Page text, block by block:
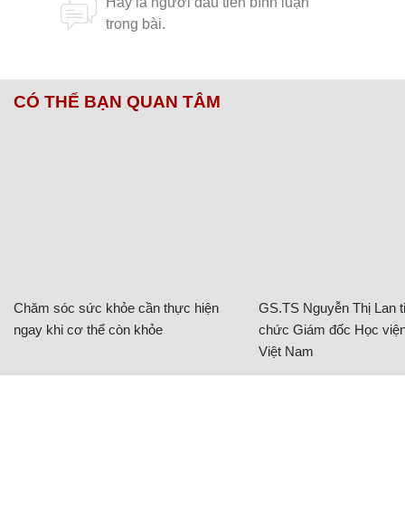
CÓ THỂ BẠN QUAN TÂM
Chăm sóc sức khỏe cần thực hiện
ngay khi cơ thể còn khỏe
GS.TS Nguyễn Thị Lan
chức Giám đốc Học
Việt Nam